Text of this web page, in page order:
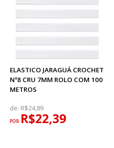
ELASTICO JARAGUÁ CROCHET
Nº8 CRU 7MM ROLO COM 100
METROS
de: R$24,89
POR R$22,39